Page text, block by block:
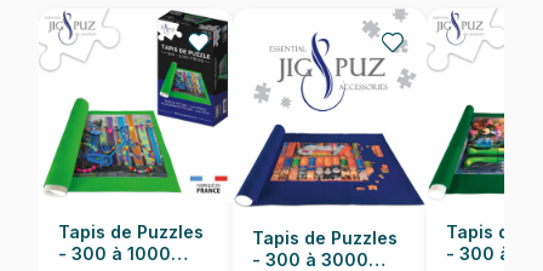
EAN 8005125317158
Nombre de pièces 1500 pièces
Dimensions 84 x 59 cm
Tapis de Puzzles
- 300 à 1000
Tapis de Puzzles
- 300 à 3000
Tapis de
- 300 à